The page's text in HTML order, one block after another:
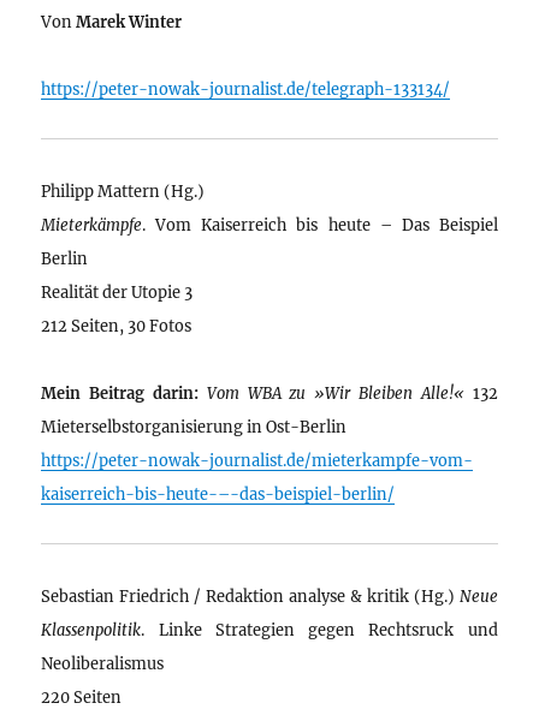
VonMarek Winter
https://peter-nowak-journalist.de/telegraph-133134/
Philipp Mattern (Hg.)
Mieterkämpfe. Vom Kaiserreich bis heute – Das Beispiel
Berlin
Realität der Utopie 3
212 Seiten, 30 Fotos
Mein Beitrag darin: Vom WBA zu »Wir Bleiben Alle!« 132
Mieterselbstorganisierung in Ost-Berlin
https://peter-nowak-journalist.de/mieterkampfe-vom-
kaiserreich-bis-heute-–-das-beispiel-berlin/
Sebastian Friedrich / Redaktion analyse & kritik (Hg.) Neue
Klassenpolitik. Linke Strategien gegen Rechtsruck und
Neoliberalismus
220 Seiten